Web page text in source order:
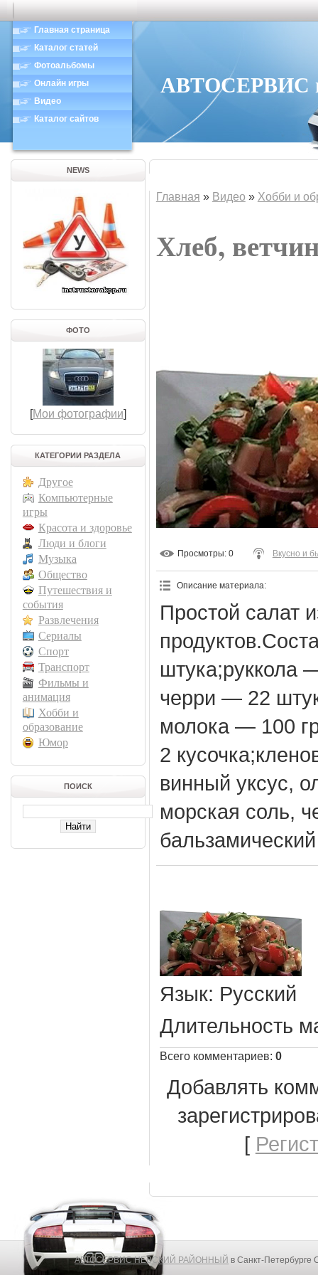
Главная страница
Каталог статей
Фотоальбомы
Онлайн игры
Видео
Каталог сайтов
АВТОСЕРВИС в
NEWS
ФОТО
[Мои фотографии]
КАТЕГОРИИ РАЗДЕЛА
Другое
Компьютерные
игры
Красота и здоровье
Люди и блоги
Музыка
Общество
Путешествия и
события
Развлечения
Сериалы
Спорт
Транспорт
Фильмы и
анимация
Хобби и
образование
Юмор
ПОИСК
Главная » Видео » Хобби и
Хлеб,
Просмотры: 0 Вкусно и
Описание материала:
Простой салат
штука;руккола
черри — 22
молока — 100
2
винный уксус,
морская соль,
Язык: Русский
Длительность
Всего комментариев: 0
Добавлять
[
АВТОСЕРВИС НЕВСКИЙ РАЙОННЫЙ в Санкт-Петербурге